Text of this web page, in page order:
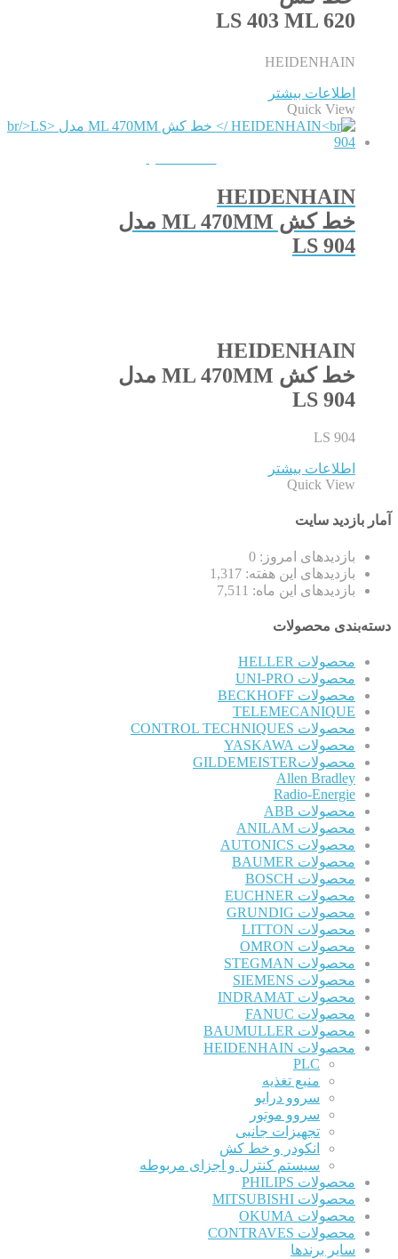
LS 403 ML 620
HEIDENHAIN
اطلاعات بیشتر
Quick View
HEIDENHAIN
خط کش ML 470MM مدل
LS 904
HEIDENHAIN
خط کش ML 470MM مدل
LS 904
LS 904
اطلاعات بیشتر
Quick View
آمار بازدید سایت
بازدیدهای امروز: 0
بازدیدهای این هفته: 1,317
بازدیدهای این ماه: 7,511
دسته‌بندی محصولات
محصولات HELLER
محصولات UNI-PRO
محصولات BECKHOFF
TELEMECANIQUE
محصولات CONTROL TECHNIQUES
محصولات YASKAWA
محصولاتGILDEMEISTER
Allen Bradley
Radio-Energie
محصولات ABB
محصولات ANILAM
محصولات AUTONICS
محصولات BAUMER
محصولات BOSCH
محصولات EUCHNER
محصولات GRUNDIG
محصولات LITTON
محصولات OMRON
محصولات STEGMAN
محصولات SIEMENS
محصولات INDRAMAT
محصولات FANUC
محصولات BAUMULLER
محصولات HEIDENHAIN
PLC
منبع تغذیه
سروو درایو
سروو موتور
تجهیزات جانبی
انکودر و خط کش
سیستم کنترل و اجزای مربوطه
محصولات PHILIPS
محصولات MITSUBISHI
محصولات OKUMA
محصولات CONTRAVES
سایر برندها